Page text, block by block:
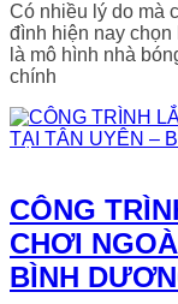
Có nhiều lý do mà
đình hiện nay
là mô hình nhà
chính
CÔNG
CHƠI
BÌNH